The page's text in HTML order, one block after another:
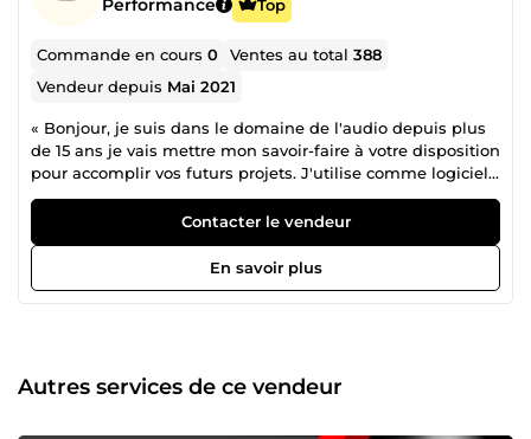
Performance Top
Commande en cours0 Ventes au total388
Vendeur depuis Mai 2021
« Bonjour, je suis dans le domaine de l'audio depuis plus
de 15 ans je vais mettre mon savoir-faire à votre disposition
pour accomplir vos futurs projets. J'utilise comme logiciel
DAW : Protools et Reaper dans leurs dernières versions »
Contacter le vendeur
En savoir plus
Autres services de ce vendeur